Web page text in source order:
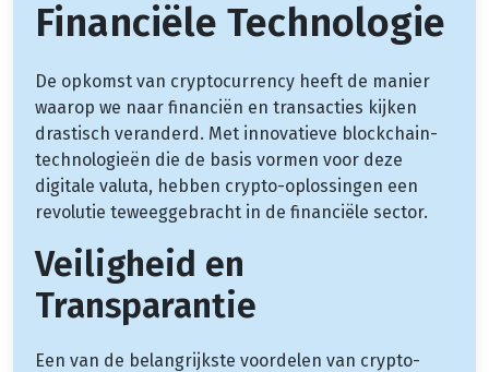
Financiële Technologie
De opkomst van cryptocurrency heeft de manier
waarop we naar financiën en transacties kijken
drastisch veranderd. Met innovatieve blockchain-
technologieën die de basis vormen voor deze
digitale valuta, hebben crypto-oplossingen een
revolutie teweeggebracht in de financiële sector.
Veiligheid en
Transparantie
Een van de belangrijkste voordelen van crypto-